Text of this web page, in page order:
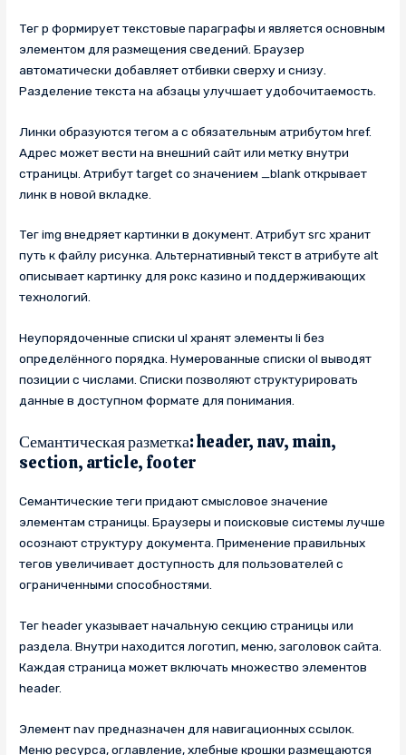
Тег p формирует текстовые параграфы и является основным
элементом для размещения сведений. Браузер
автоматически добавляет отбивки сверху и снизу.
Разделение текста на абзацы улучшает удобочитаемость.
Линки образуются тегом a с обязательным атрибутом href.
Адрес может вести на внешний сайт или метку внутри
страницы. Атрибут target со значением _blank открывает
линк в новой вкладке.
Тег img внедряет картинки в документ. Атрибут src хранит
путь к файлу рисунка. Альтернативный текст в атрибуте alt
описывает картинку для рокс казино и поддерживающих
технологий.
Неупорядоченные списки ul хранят элементы li без
определённого порядка. Нумерованные списки ol выводят
позиции с числами. Списки позволяют структурировать
данные в доступном формате для понимания.
Семантическая разметка: header, nav, main,
section, article, footer
Семантические теги придают смысловое значение
элементам страницы. Браузеры и поисковые системы лучше
осознают структуру документа. Применение правильных
тегов увеличивает доступность для пользователей с
ограниченными способностями.
Тег header указывает начальную секцию страницы или
раздела. Внутри находится логотип, меню, заголовок сайта.
Каждая страница может включать множество элементов
header.
Элемент nav предназначен для навигационных ссылок.
Меню ресурса, оглавление, хлебные крошки размещаются